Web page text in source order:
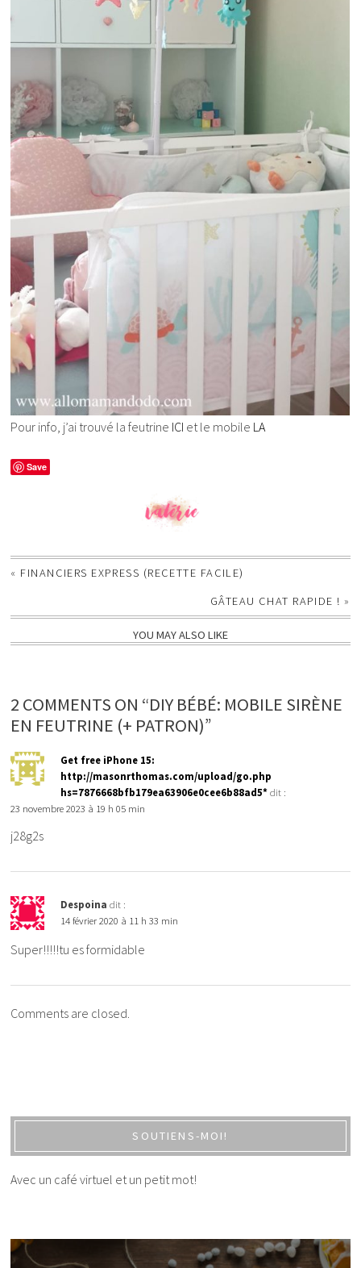
Pour info, j’ai trouvé la feutrine ICI et le mobile LA
Save
« FINANCIERS EXPRESS (RECETTE FACILE)
GÂTEAU CHAT RAPIDE ! »
YOU MAY ALSO LIKE
2 COMMENTS ON “DIY BÉBÉ: MOBILE SIRÈNE
EN FEUTRINE (+ PATRON)”
Get free iPhone 15:
http://masonrthomas.com/upload/go.php
hs=7876668bfb179ea63906e0cee6b88ad5* dit :
23 novembre 2023 à 19 h 05 min
j28g2s
Despoina dit :
14 février 2020 à 11 h 33 min
Super!!!!!tu es formidable
Comments are closed.
SOUTIENS-MOI!
Avec un café virtuel et un petit mot!